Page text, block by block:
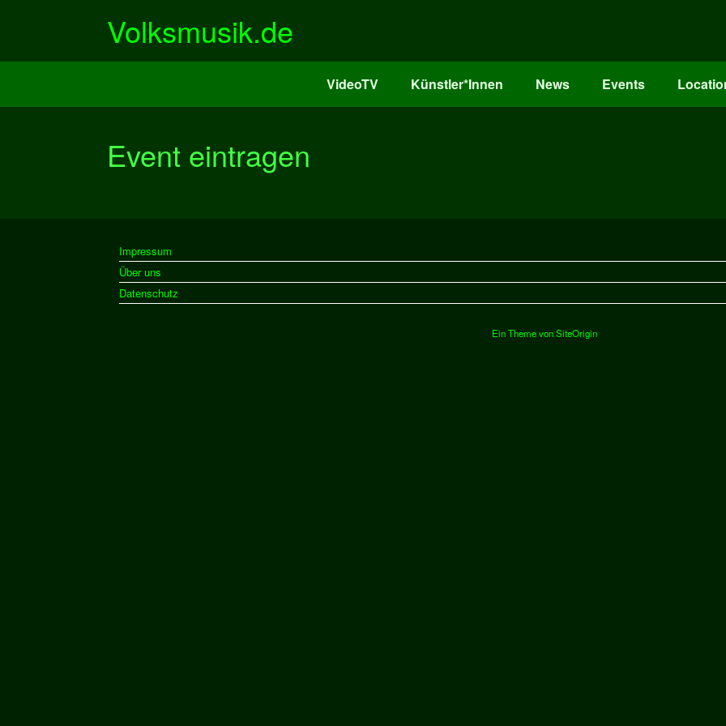
Volksmusik.de
VideoTV Künstler*Innen News Events
Event eintragen
Impressum
Über uns
Datenschutz
Ein Theme vonSiteOrigin